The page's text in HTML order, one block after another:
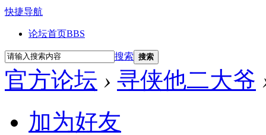
快捷导航
论坛首页BBS
搜索 搜索
官方论坛 › 寻侠他二大爷
加为好友